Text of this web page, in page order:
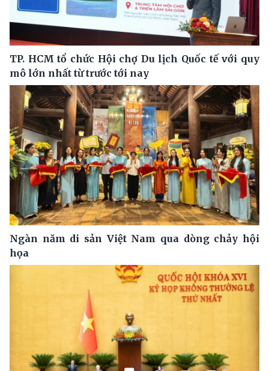
TP. HCM tổ chức Hội chợ Du lịch Quốc tế với quy
mô lớn nhất từ trước tới nay
Ngàn năm di sản Việt Nam qua dòng chảy hội
họa